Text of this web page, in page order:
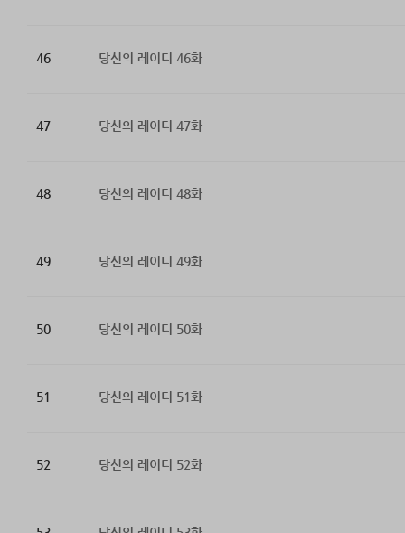
46 당신의 레이디 46화
47 당신의 레이디 47화
48 당신의 레이디 48화
49 당신의 레이디 49화
50 당신의 레이디 50화
51 당신의 레이디 51화
52 당신의 레이디 52화